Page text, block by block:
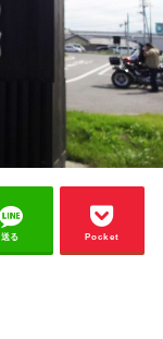
送る Pocket